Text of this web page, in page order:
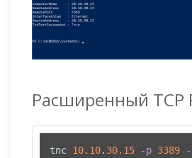
Расширенный TCP
tnc 10.10. 30.15 -p 3389